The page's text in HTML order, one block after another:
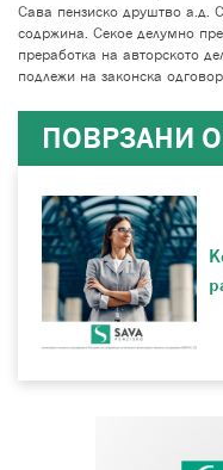
Сава пензиско друштво а.д.
содржина. Секое делумно
преработка на авторското
подлежи на законска
ПОВРЗАНИ